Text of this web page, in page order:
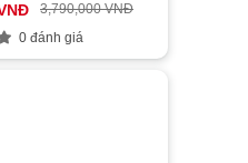
3,790,000 VNĐ
0 đánh giá